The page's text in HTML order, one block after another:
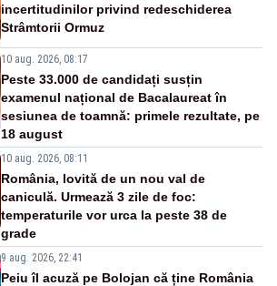
incertitudinilor privind redeschiderea
Strâmtorii Ormuz
10 aug. 2026, 08:17
Peste 33.000 de candidați susțin
examenul național de Bacalaureat în
sesiunea de toamnă: primele rezultate, pe
18 august
10 aug. 2026, 08:11
România, lovită de un nou val de
caniculă. Urmează 3 zile de foc:
temperaturile vor urca la peste 38 de
grade
9 aug. 2026, 22:41
Peiu îl acuză pe Bolojan că ține România